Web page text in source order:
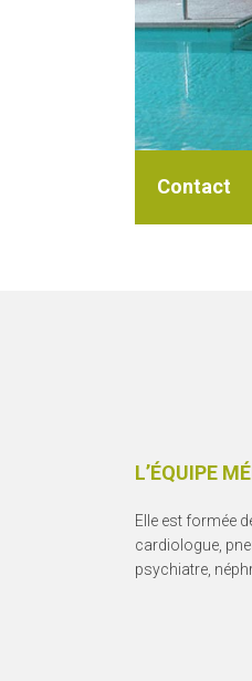
Contact
L’ÉQUIPE
Elle est formée
cardiologue,
psychiatre,